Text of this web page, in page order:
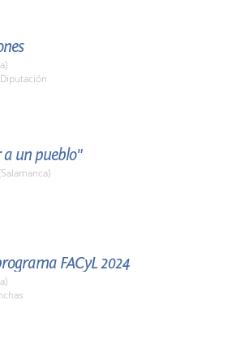
a un pueblo"
FACyL 2024